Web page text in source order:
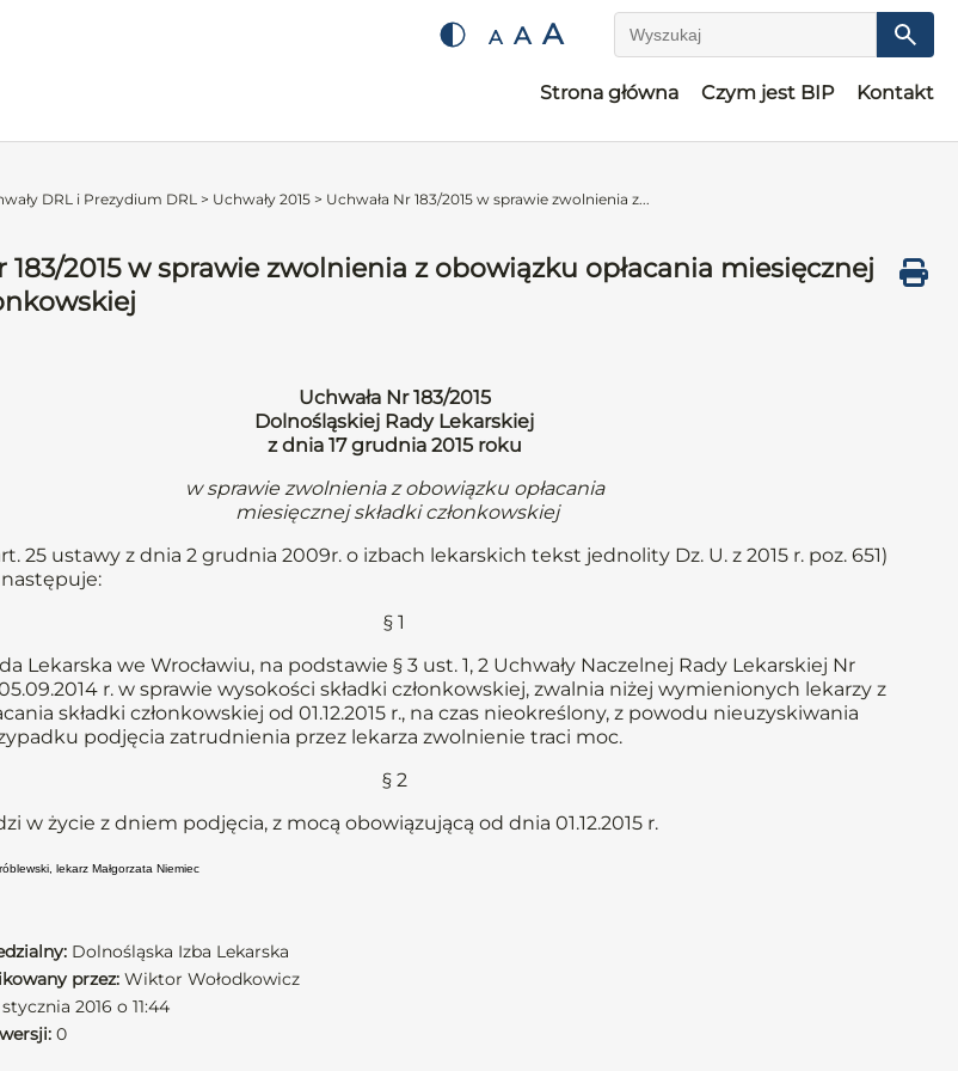
A A A Wyszukaj
Strona główna Czym jest BIP Kontakt
DRL i Prezydium DRL > Uchwały 2015 > Uchwała Nr 183/2015 w sprawie zwolnienia z...
183/2015 w sprawie zwolnienia z obowiązku opłacania miesięcznej
Uchwała Nr 183/2015
Dolnośląskiej Rady Lekarskiej
z dnia 17 grudnia 2015 roku
w sprawie zwolnienia z obowiązku opłacania
miesięcznej składki członkowskiej
25 ustawy z dnia 2 grudnia 2009r. o izbach lekarskich tekst jednolity Dz. U. z 2015 r. poz. 651)
§ 1
Lekarska we Wrocławiu, na podstawie § 3 ust. 1, 2 Uchwały Naczelnej Rady Lekarskiej Nr
r. w sprawie wysokości składki członkowskiej, zwalnia niżej wymienionych lekarzy z
składki członkowskiej od 01.12.2015 r., na czas nieokreślony, z powodu nieuzyskiwania
podjęcia zatrudnienia przez lekarza zwolnienie traci moc.
§ 2
w życie z dniem podjęcia, z mocą obowiązującą od dnia 01.12.2015 r.
lekarz Małgorzata Niemiec
Dolnośląska Izba Lekarska
przez: Wiktor Wołodkowicz
2016 o 11:44
0